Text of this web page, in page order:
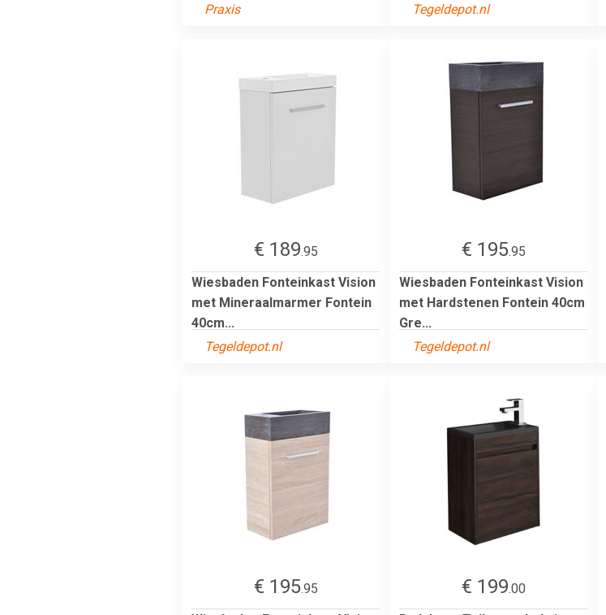
Praxis
Tegeldepot.nl
€ 189.95
Wiesbaden Fonteinkast Vision
met Mineraalmarmer Fontein
40cm...
Tegeldepot.nl
€ 195.95
Wiesbaden Fonteinkast Vision
met Hardstenen Fontein 40cm
Gre...
Tegeldepot.nl
€ 195.95
€ 199.00